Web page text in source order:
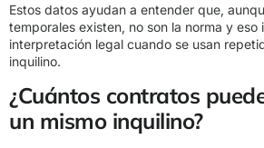
Estos datos ayudan a entender que,
temporales existen, no son la norma y eso
interpretación legal cuando se usan
inquilino.
¿Cuántos contratos
un mismo inquilino?